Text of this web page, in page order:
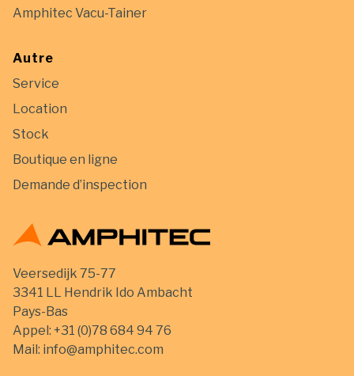
Amphitec Vacu-Tainer
Autre
Service
Location
Stock
Boutique en ligne
Demande d’inspection
Veersedijk 75-77
3341 LL Hendrik Ido Ambacht
Pays-Bas
Appel: +31 (0)78 684 94 76
Mail: info@amphitec.com